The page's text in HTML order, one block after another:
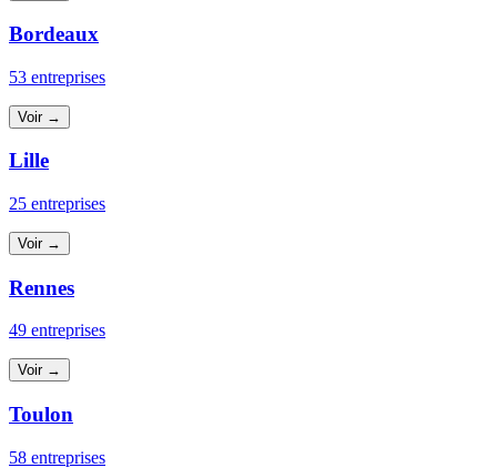
Bordeaux
53 entreprises
Voir →
Lille
25 entreprises
Voir →
Rennes
49 entreprises
Voir →
Toulon
58 entreprises